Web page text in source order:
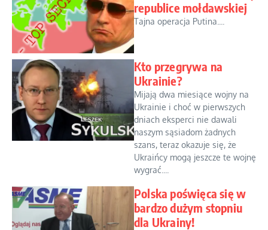
republice mołdawskiej
Tajna operacja Putina....
Kto przegrywa na
Ukrainie?
Mijają dwa miesiące wojny na
Ukrainie i choć w pierwszych
dniach eksperci nie dawali
naszym sąsiadom żadnych
szans, teraz okazuje się, że
Ukraińcy mogą jeszcze te wojnę
wygrać....
Polska poświęca się w
bardzo dużym stopniu
dla Ukrainy!